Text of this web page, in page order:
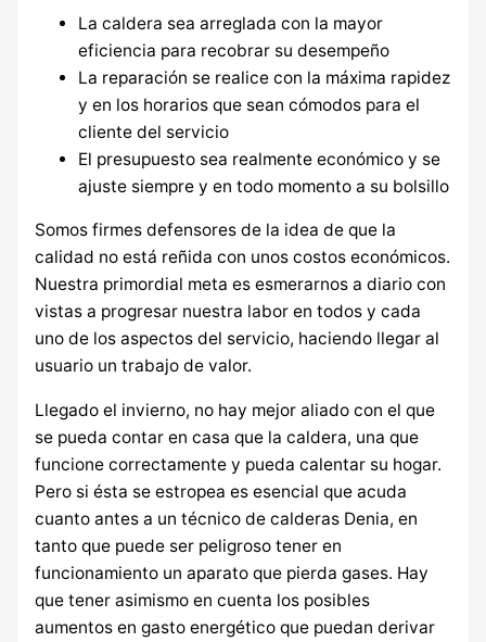
La caldera sea arreglada con la mayor
eficiencia para recobrar su desempeño
La reparación se realice con la máxima rapidez
y en los horarios que sean cómodos para el
cliente del servicio
El presupuesto sea realmente económico y se
ajuste siempre y en todo momento a su bolsillo
Somos firmes defensores de la idea de que la
calidad no está reñida con unos costos económicos.
Nuestra primordial meta es esmerarnos a diario con
vistas a progresar nuestra labor en todos y cada
uno de los aspectos del servicio, haciendo llegar al
usuario un trabajo de valor.
Llegado el invierno, no hay mejor aliado con el que
se pueda contar en casa que la caldera, una que
funcione correctamente y pueda calentar su hogar.
Pero si ésta se estropea es esencial que acuda
cuanto antes a un técnico de calderas Denia, en
tanto que puede ser peligroso tener en
funcionamiento un aparato que pierda gases. Hay
que tener asimismo en cuenta los posibles
aumentos en gasto energético que puedan derivar